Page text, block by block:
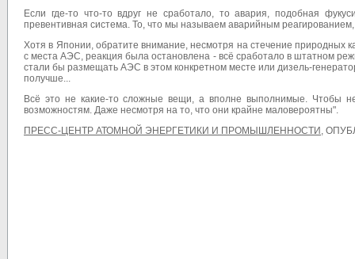
Если где-то что-то вдруг не сработало, то авария, подобная
превентивная система. То, что мы называем аварийным
Хотя в Японии, обратите внимание, несмотря на стечение природных
с места АЭС, реакция была остановлена - всё сработало в штатном
стали бы размещать АЭС в этом конкретном месте или дизель-
получше...
Всё это не какие-то сложные вещи, а вполне выполнимые. Чтобы
возможностям. Даже несмотря на то, что они крайне маловероятны".
ПРЕСС-ЦЕНТР АТОМНОЙ ЭНЕРГЕТИКИ И ПРОМЫШЛЕННОСТИ ,